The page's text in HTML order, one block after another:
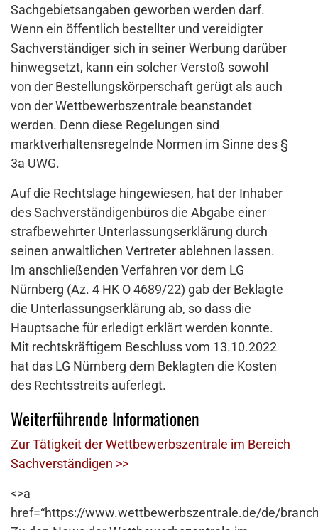
Sachgebietsangaben geworben werden darf.
Wenn ein öffentlich bestellter und vereidigter
Sachverständiger sich in seiner Werbung darüber
hinwegsetzt, kann ein solcher Verstoß sowohl
von der Bestellungskörperschaft gerügt als auch
von der Wettbewerbszentrale beanstandet
werden. Denn diese Regelungen sind
marktverhaltensregelnde Normen im Sinne des §
3a UWG.
Auf die Rechtslage hingewiesen, hat der Inhaber
des Sachverständigenbüros die Abgabe einer
strafbewehrter Unterlassungserklärung durch
seinen anwaltlichen Vertreter ablehnen lassen.
Im anschließenden Verfahren vor dem LG
Nürnberg (Az. 4 HK O 4689/22) gab der Beklagte
die Unterlassungserklärung ab, so dass die
Hauptsache für erledigt erklärt werden konnte.
Mit rechtskräftigem Beschluss vom 13.10.2022
hat das LG Nürnberg dem Beklagten die Kosten
des Rechtsstreits auferlegt.
Weiterführende Informationen
Zur Tätigkeit der Wettbewerbszentrale im Bereich
Sachverständigen >>
<>a
href=“https://www.wettbewerbszentrale.de/de/